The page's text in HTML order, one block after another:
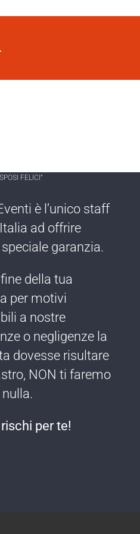
FELICI”
è l’​unico staff
ad offrire
garanzia.
della tua
per motivi
a nostre
o negligenze ​la
dovesse risultare
NON ti faremo
per te!​